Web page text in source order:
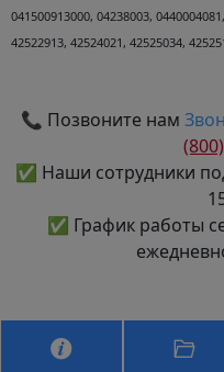
041500913000, 04238003,
42522913, 42524021, 42525034,
📞 Позвоните нам
✅ Наши сотрудники
✅ График работы
Политика